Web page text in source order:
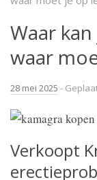
Waar
waar
28 mei 2025 -
Verkoopt